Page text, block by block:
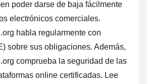
poder darse de baja fácilmente
electrónicos comerciales.
habla regularmente con
sobre sus obligaciones. Además,
comprueba la seguridad de las
online certificadas. Lee